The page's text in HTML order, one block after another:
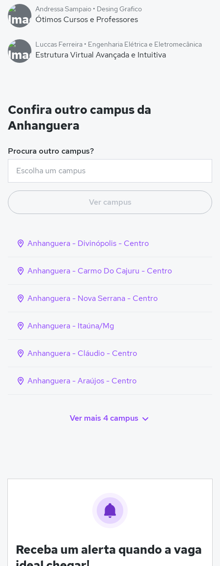
Andressa Sampaio • Desing Grafico
Ótimos Cursos e Professores
Luccas Ferreira • Engenharia Elétrica e Eletromecânica
Estrutura Virtual Avançada e Intuitiva
Confira outro campus da
Anhanguera
Procura outro campus?
Ver campus
Anhanguera - Divinópolis - Centro
Anhanguera - Carmo Do Cajuru - Centro
Anhanguera - Nova Serrana - Centro
Anhanguera - Itaúna/Mg
Anhanguera - Cláudio - Centro
Anhanguera - Araújos - Centro
Ver mais 4 campus
Receba um alerta quando a vaga